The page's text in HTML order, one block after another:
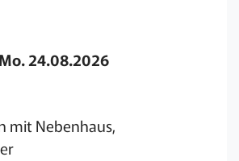
24.08.2026
mit Nebenhaus,